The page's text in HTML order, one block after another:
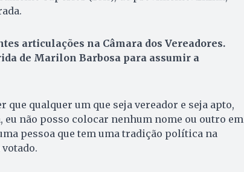
articulações na Câmara dos Vereadores.
de Marilon Barbosa para assumir a
que qualquer um que seja vereador e seja apto,
eu não posso colocar nenhum nome ou outro em
pessoa que tem uma tradição política na